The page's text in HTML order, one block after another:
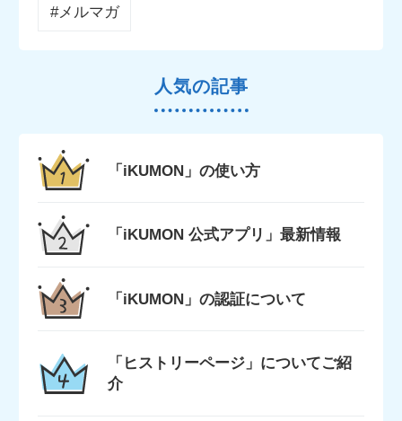
#メルマガ
人気の記事
「iKUMON」の使い方
「iKUMON 公式アプリ」最新情報
「iKUMON」の認証について
「ヒストリーページ」についてご紹
介